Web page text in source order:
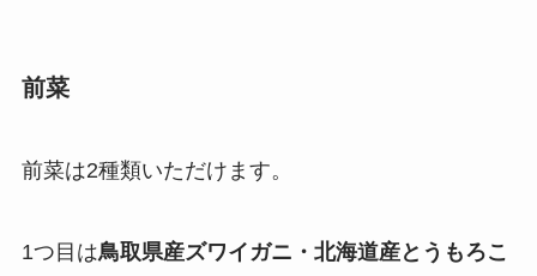
前菜
前菜は2種類いただけます。
1つ目は鳥取県産ズワイガニ・北海道産とうもろこ